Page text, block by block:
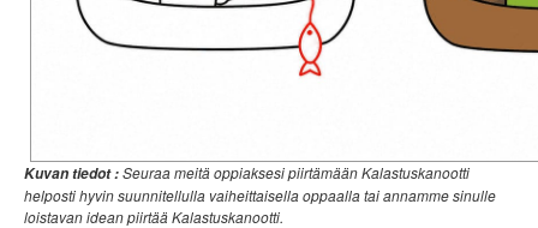
Kuvan tiedot :Seuraa meitä oppiaksesi piirtämään Kalastuskanootti
helposti hyvin suunnitellulla vaiheittaisella oppaalla tai annamme sinulle
loistavan idean piirtää Kalastuskanootti.